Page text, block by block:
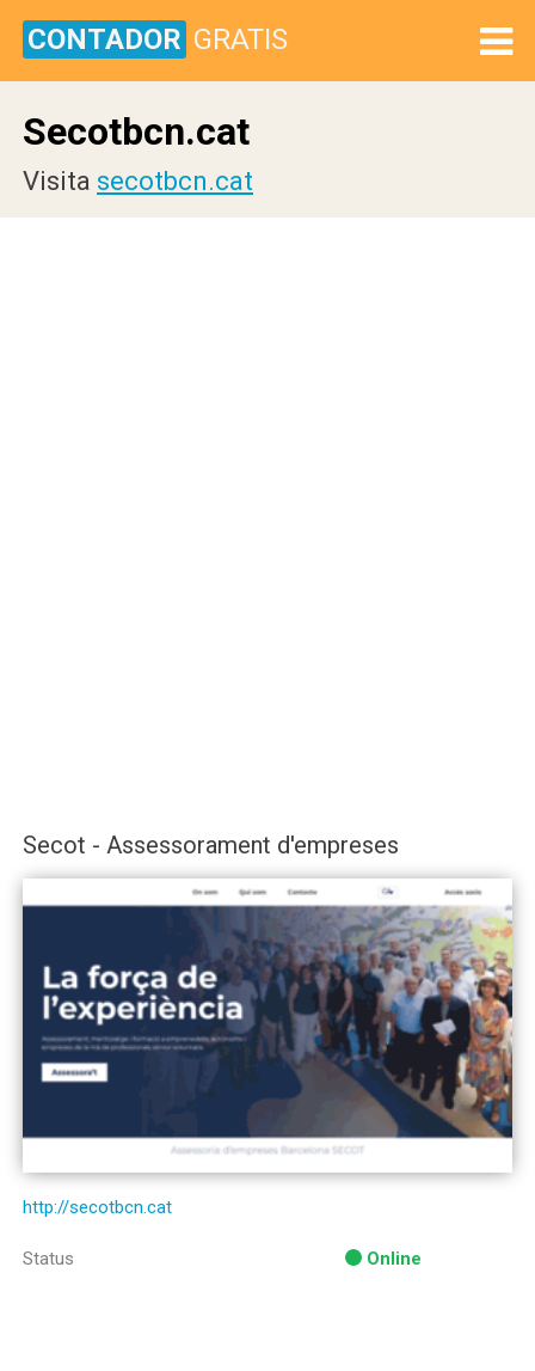
CONTADOR GRATIS
Secotbcn.cat
Visita secotbcn.cat
Secot - Assessorament d'empreses
http://secotbcn.cat
Status Online